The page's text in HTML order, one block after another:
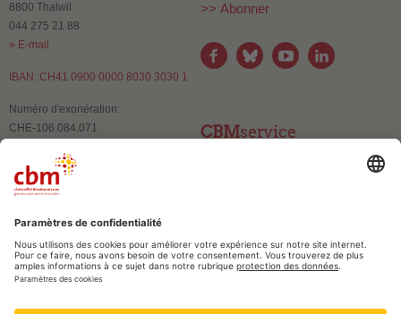
8800 Thalwil
044 275 21 88
» E-mail
IBAN: CH41 0900 0000 8030 3030 1
Numéro d'exonération:
CHE-106.084.071
>> Abonner
CBMservice
CBMconfiance